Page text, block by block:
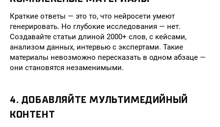
Краткие ответы — это то, что нейросети умеют
генерировать. Но глубокие исследования — нет.
Создавайте статьи длиной 2000+ слов, с кейсами,
анализом данных, интервью с экспертами. Такие
материалы невозможно пересказать в одном абзаце —
они становятся незаменимыми.
4. ДОБАВЛЯЙТЕ МУЛЬТИМЕДИЙНЫЙ
КОНТЕНТ